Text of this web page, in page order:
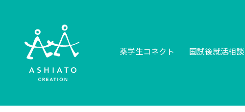
薬学生コネクト 国試後就活相談